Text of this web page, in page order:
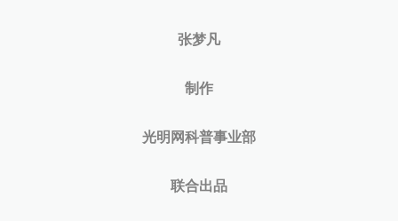
张梦凡
制作
光明网科普事业部
联合出品